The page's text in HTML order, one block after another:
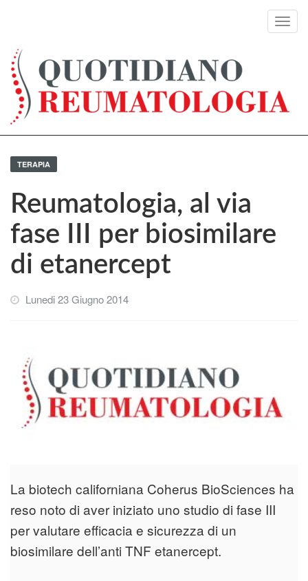
TERAPIA
Reumatologia, al via
fase III per biosimilare
di etanercept
Lunedi 23 Giugno 2014
La biotech californiana Coherus BioSciences ha
reso noto di aver iniziato uno studio di fase III
per valutare efficacia e sicurezza di un
biosimilare dell’anti TNF etanercept.